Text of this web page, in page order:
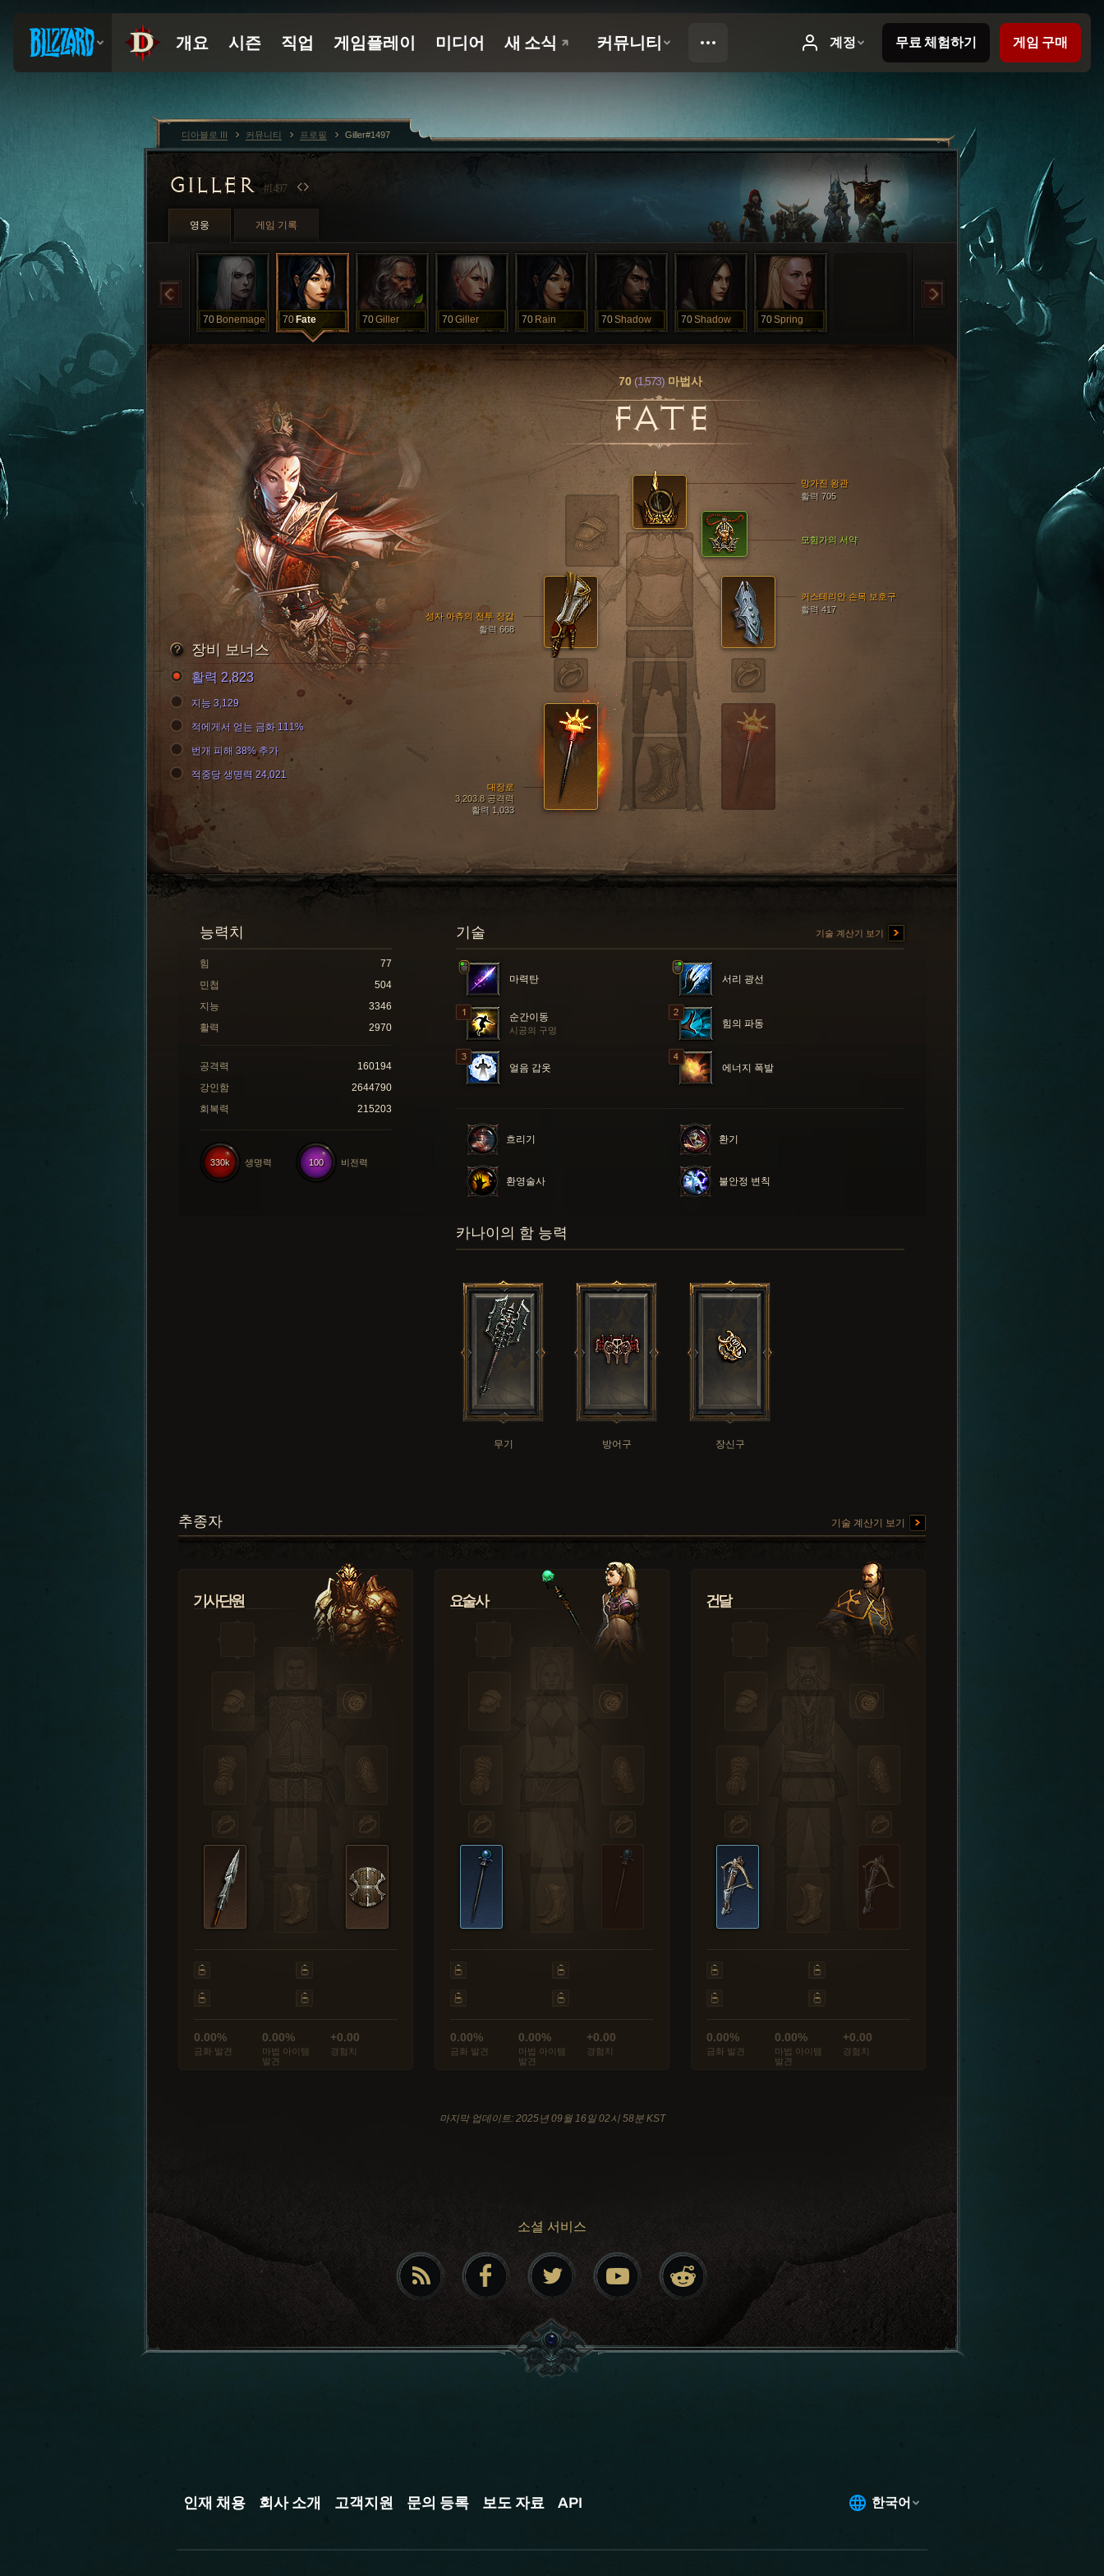
GILLER#1497
영웅 게임 기록
70 Bonemage 70 Fate 70Giller 70Giller 70 Rain 70Shadow 70Shadow 70Spring
70 (1,573)마법사
FATE
망가진 왕관
활력 705
성자 아츄의 전투 장갑
활력 668
커스테리안 손목 보호구
활력 417
대장로
3,203.8 공격력
활력 1,033
모험가의 서약
장비 보너스
활력 2,823
지능 3,129
적에게서 얻는 금화 111%
번개 피해 38% 추가
적중당 생명력 24,021
기술 기술 계산기 보기
마력탄 서리 광선
순간이동
시공의 구멍
힘의 파동
얼음 갑옷 에너지 폭발
흐리기 환기
환영술사 불안정 변칙
능력치
힘
77
민첩
504
지능
3346
활력
2970
공격력
160194
강인함
2644790
회복력
215203
100 비전력
330k 생명력
카나이의 함 능력
무기 방어구 장신구
추종자 기술 계산기 보기
기사단원
0.00%
금화 발견
0.00%
마법 아이템
발견
+0.00
경험치
요술사
0.00%
금화 발견
0.00%
마법 아이템
발견
+0.00
경험치
건달
0.00%
금화 발견
0.00%
마법 아이템
발견
+0.00
경험치
마지막 업데이트: 2025년 09월 16일 02시 58분 KST
소셜 서비스
디아블로 III 커뮤니티 프로필 Giller#1497